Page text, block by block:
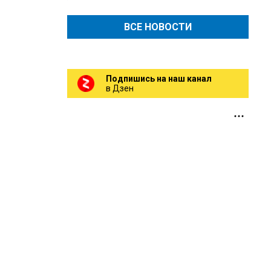
ВСЕ НОВОСТИ
Подпишись на наш канал
в Дзен